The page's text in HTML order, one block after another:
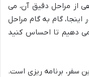
از مراحل دقیق آن، می
گام به گام مراحل
دهیم تا احساس کنید
سفر، برنامه ریزی است.